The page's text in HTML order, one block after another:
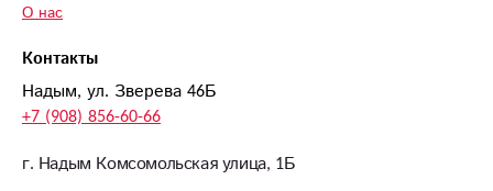
Контакты
Надым, ул. Зверева 46Б
+7 (908) 856-60-66
г. Надым Комсомольская улица, 1Б
О нас